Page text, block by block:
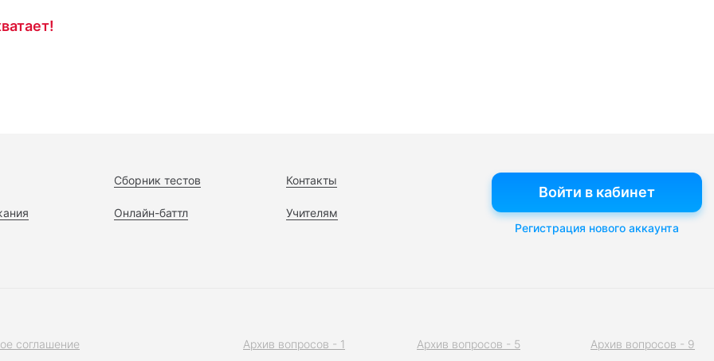
Сборник тестов
Онлайн-баттл
Контакты
Учителям
Войти в кабинет
Регистрация нового аккаунта
соглашение
Архив вопросов - 1
Архив вопросов - 5
Архив вопросов - 9